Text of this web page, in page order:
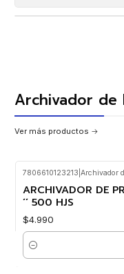
Archivador de
Ver más productos
7806610123213 Archivador
ARCHIVADOR DE
´´ 500 HJS
$4.990
Cantidad